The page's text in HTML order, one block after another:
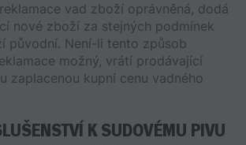
vad zboží oprávněná, dodá
nové zboží za stejných podmínek
původní. Není-li tento způsob
možný, vrátí prodávající
zaplacenou kupní cenu vadného
K SUDOVÉMU PIVU